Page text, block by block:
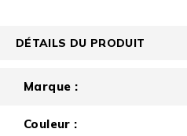
DÉTAILS DU PRODUIT
Marque :
Couleur :